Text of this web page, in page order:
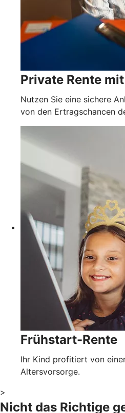
Private Rente
Nutzen Sie eine sichere
von den Ertragschancen
Frühstart-Rente
Ihr Kind profitiert von
Altersvorsorge.
>
Nicht das Richtige